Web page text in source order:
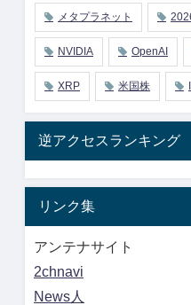
メタプラネット
NVIDIA OpenAI
XRP 米国株
逆アクセスランキング
リンク集
アンテナサイト
2chnavi
News人